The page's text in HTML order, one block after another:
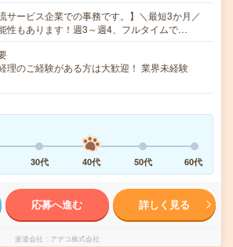
サービス企業での事務です。】＼最短3か月／
性もあります！週3～週4、フルタイムで…
理のご経験がある方は大歓迎！ 業界未経験
30代 40代 50代 60代
応募へ進む 詳しく見る
派遣会社 アデコ株式会社